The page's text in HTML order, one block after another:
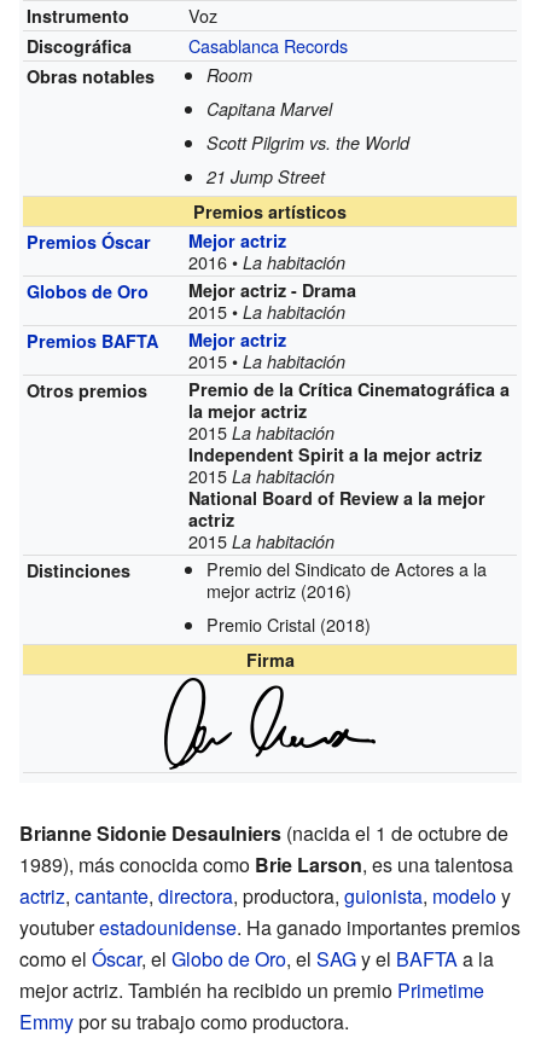
Instrumento Voz
Discográfica Casablanca Records
Obras notables
Room
Capitana Marvel
Scott Pilgrim vs. the World
21 Jump Street
Premios artísticos
Premios Óscar
Mejor actriz
2016 •La habitación
Globos de Oro
Mejor actriz - Drama
2015 •La habitación
Premios BAFTA
Mejor actriz
2015 •La habitación
Otros premios
Premio de la Crítica Cinematográfica a
la mejor actriz
2015La habitación
Independent Spirit a la mejor actriz
2015La habitación
National Board of Review a la mejor
actriz
2015La habitación
Distinciones
Premio del Sindicato de Actores a la
mejor actriz (2016)
Premio Cristal (2018)
Firma
Brianne Sidonie Desaulniers (nacida el 1 de octubre de
1989), más conocida como Brie Larson, es una talentosa
actriz, cantante, directora, productora, guionista, modeloy
youtuberestadounidense. Ha ganado importantes premios
como el Óscar, el Globo de Oro, el SAGy el BAFTAa la
mejor actriz. También ha recibido un premio Primetime
Emmypor su trabajo como productora.